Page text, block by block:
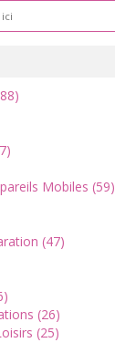
Mobiles (59)
(47)
(26)
(25)